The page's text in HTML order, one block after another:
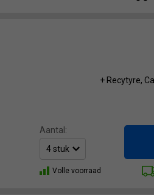
+ Recytyre,
Aantal:
Volle voorraad